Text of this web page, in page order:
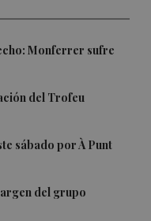
Monferrer sufre
del Trofeu
sábado por À Punt
del grupo